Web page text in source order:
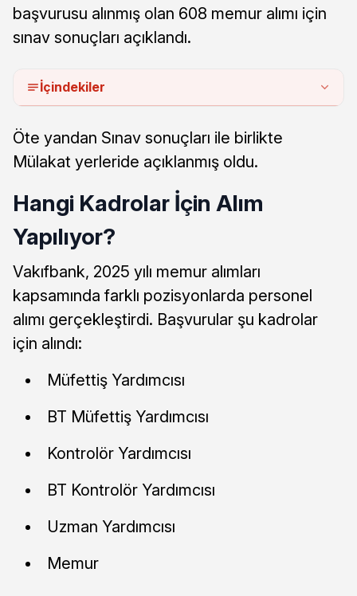
başvurusu alınmış olan 608 memur alımı için
sınav sonuçları açıklandı.
İçindekiler
Öte yandan Sınav sonuçları ile birlikte
Mülakat yerleride açıklanmış oldu.
Hangi Kadrolar İçin Alım
Yapılıyor?
Vakıfbank, 2025 yılı memur alımları
kapsamında farklı pozisyonlarda personel
alımı gerçekleştirdi. Başvurular şu kadrolar
için alındı:
Müfettiş Yardımcısı
BT Müfettiş Yardımcısı
Kontrolör Yardımcısı
BT Kontrolör Yardımcısı
Uzman Yardımcısı
Memur